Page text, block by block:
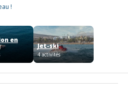
!
en
Jet-ski
4 activités